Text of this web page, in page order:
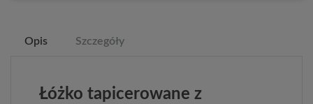
Opis Szczegóły
Łóżko tapicerowane z